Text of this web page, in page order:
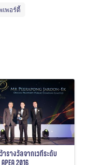
เพอร์ตี้
ารางวัลจากเวทีระดับ